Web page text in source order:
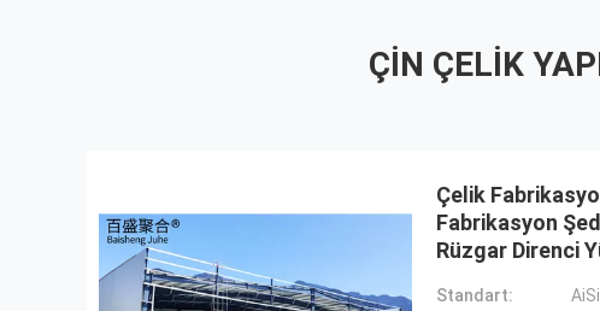
ÇIN ÇELIK
Çelik
Fabrikasyon
Rüzgar Direnci
Standart:
AiSi